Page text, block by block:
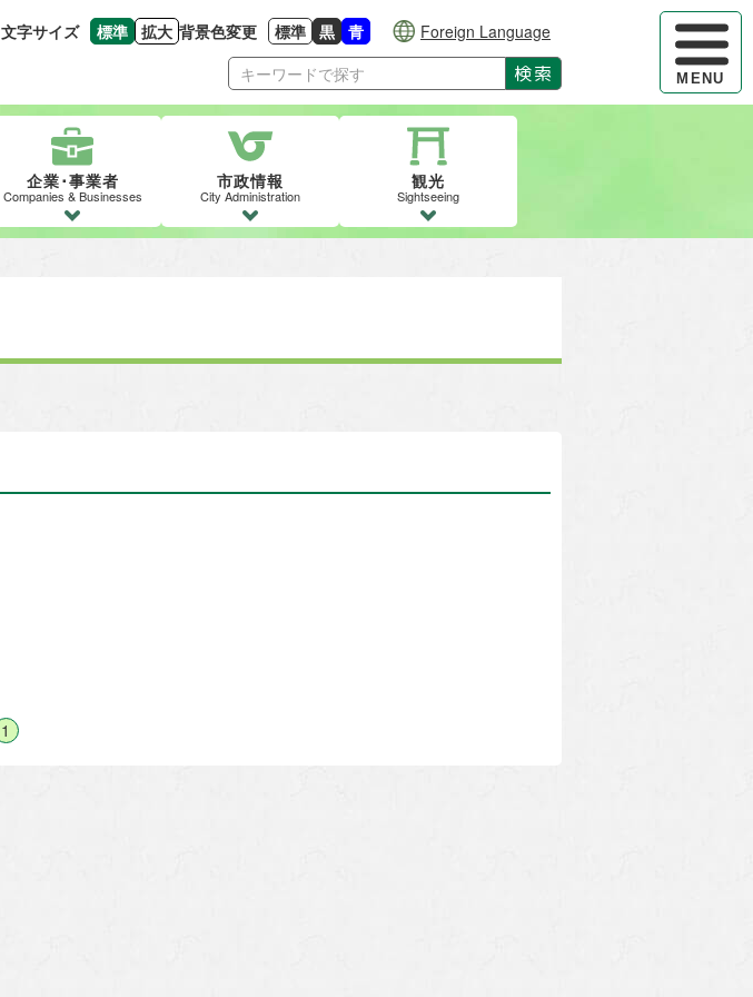
ハンバー
MENU
文字サイズ 標準
文字の大きさをもとの大きさに戻す
拡大
文字を大きくする
背景色変更 標準
背景色の変更：白
黒
背景色の変更：黒
青
背景色の変更：青
Foreign Language
検索
企業･事業者
Companies & Businesses
市政情報
City Administration
観光
Sightseeing
1